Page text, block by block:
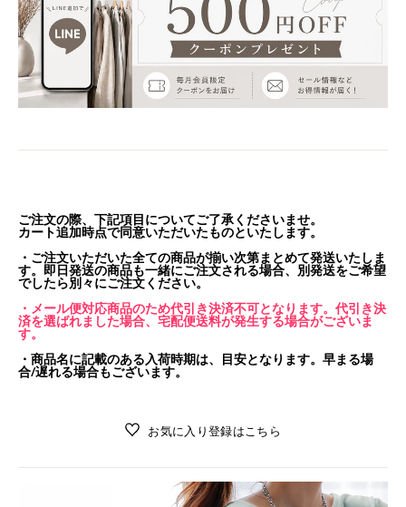
ご注文の際、下記項目についてご了承くださいませ。
カート追加時点で同意いただいたものといたします。
・ご注文いただいた全ての商品が揃い次第まとめて発送いたしま
す。即日発送の商品も一緒にご注文される場合、別発送をご希望
でしたら別々にご注文ください。
・メール便対応商品のため代引き決済不可となります。代引き決
済を選ばれました場合、宅配便送料が発生する場合がございま
す。
・商品名に記載のある入荷時期は、目安となります。早まる場
合/遅れる場合もございます。
お気に入り登録はこちら